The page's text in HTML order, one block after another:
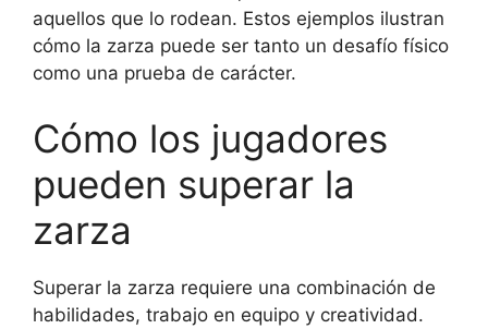
aquellos que lo rodean. Estos ejemplos ilustran
cómo la zarza puede ser tanto un desafío físico
como una prueba de carácter.
Cómo los jugadores
pueden superar la
zarza
Superar la zarza requiere una combinación de
habilidades, trabajo en equipo y creatividad.